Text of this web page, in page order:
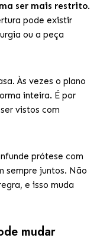
ser mais restrito.
pode existir
ou a peça
Às vezes o plano
inteira. É por
vistos com
prótese com
sempre juntos. Não
e isso muda
mudar